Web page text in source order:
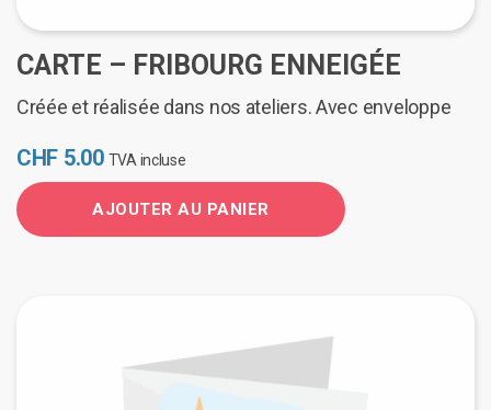
CARTE – FRIBOURG ENNEIGÉE
Créée et réalisée dans nos ateliers. Avec enveloppe
CHF 5.00 TVA incluse
AJOUTER AU PANIER